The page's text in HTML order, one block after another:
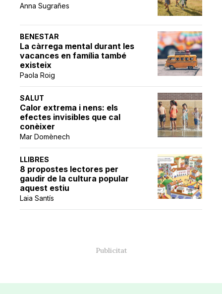
Anna Sugrañes
BENESTAR
La càrrega mental durant les
vacances en família també
existeix
Paola Roig
SALUT
Calor extrema i nens: els
efectes invisibles que cal
conèixer
Mar Domènech
LLIBRES
8 propostes lectores per
gaudir de la cultura popular
aquest estiu
Laia Santís